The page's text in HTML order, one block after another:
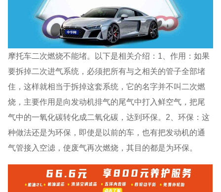
摩托车二次燃烧不能堵。以下是相关介绍：1、作用：如果
要拆掉二次进气系统，必须把所有与之相关的管子全部堵
住，这样就相当于拆掉这套系统，它的名字并不叫二次燃
烧，主要作用是向发动机排气的尾气中打入鲜空气，把尾
气中的一氧化碳转化成二氧化碳，达到环保。2、环保：这
种做法还是为环保，即使是以前的车，也有把发动机的通
气管接入空滤，使废气再次燃烧，其目的都是为环保。